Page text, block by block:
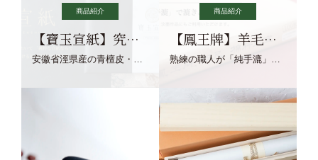
商品紹介
【寶玉宣紙】究極の純粋な宣紙を目指す寶玉宣紙
商品紹介
【鳳王牌】羊毛筆×濃墨での揮毫に最適な宣紙系画仙紙